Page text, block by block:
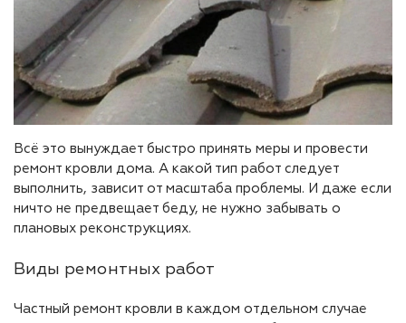
Всё это вынуждает быстро принять меры и провести
ремонт кровли дома. А какой тип работ следует
выполнить, зависит от масштаба проблемы. И даже если
ничто не предвещает беду, не нужно забывать о
плановых реконструкциях.
Виды ремонтных работ
Частный ремонт кровли в каждом отдельном случае